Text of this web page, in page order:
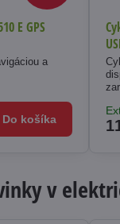
E GPS
a
Do košíka
v